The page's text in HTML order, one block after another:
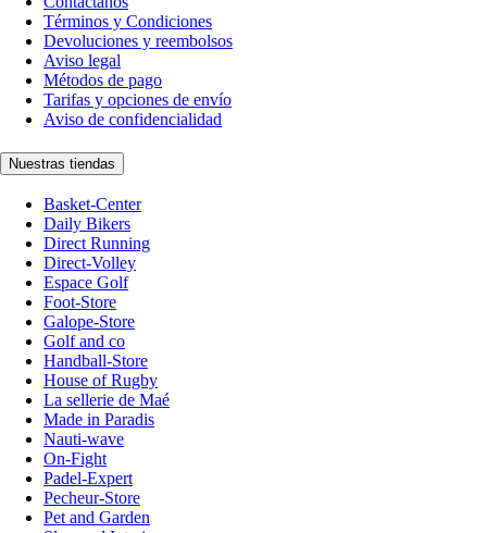
Términos y Condiciones
Devoluciones y reembolsos
Aviso legal
Métodos de pago
Tarifas y opciones de envío
Aviso de confidencialidad
Nuestras tiendas
Basket-Center
Daily Bikers
Direct Running
Direct-Volley
Espace Golf
Foot-Store
Galope-Store
Golf and co
Handball-Store
House of Rugby
La sellerie de Maé
Made in Paradis
Nauti-wave
On-Fight
Padel-Expert
Pecheur-Store
Pet and Garden